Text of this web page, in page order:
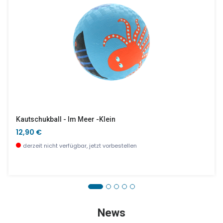
Ernest & Celestine 3-Teiliges Besteck
Kautschukball - Im Meer -klein
12,90 €
derzeit nicht verfügbar, jetzt vorbestellen
News